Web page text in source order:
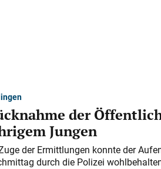
der
Jungen
der Ermittlungen konnte der
durch die Polizei